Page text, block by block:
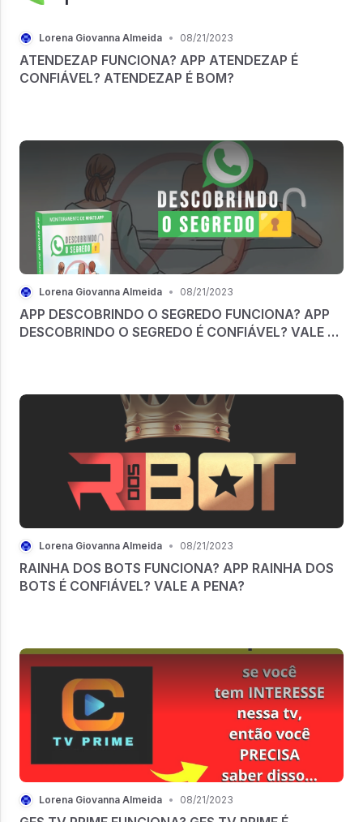
Lorena Giovanna Almeida • 08/21/2023
ATENDEZAP FUNCIONA? APP ATENDEZAP É
CONFIÁVEL? ATENDEZAP É BOM?
Lorena Giovanna Almeida • 08/21/2023
APP DESCOBRINDO O SEGREDO FUNCIONA? APP
DESCOBRINDO O SEGREDO É CONFIÁVEL? VALE A
Lorena Giovanna Almeida • 08/21/2023
RAINHA DOS BOTS FUNCIONA? APP RAINHA DOS
BOTS É CONFIÁVEL? VALE A PENA?
Lorena Giovanna Almeida • 08/21/2023